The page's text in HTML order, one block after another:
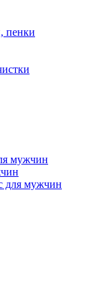
пенки
мужчин
для мужчин